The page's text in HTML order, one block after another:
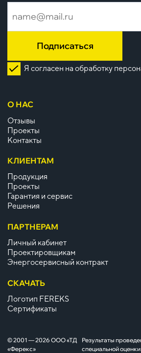
Подписаться
Я согласен на обработку
О НАС
Отзывы
Проекты
Контакты
КЛИЕНТАМ
Продукция
Проекты
Гарантия и сервис
Решения
ПАРТНЕРАМ
Личный кабинет
Проектировщикам
Энергосервисный контракт
СКАЧАТЬ
Логотип FEREKS
Сертификаты
© 2001 — 2026 ООО «ТД
«Ферекс»
Результаты
специальной оценки